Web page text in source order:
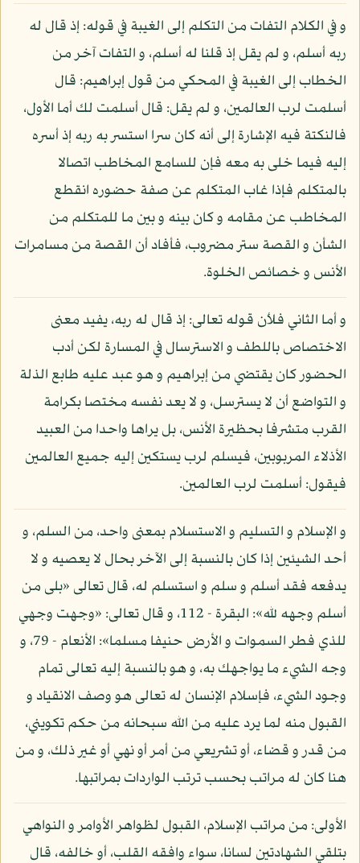
و في الكلام التفات من التكلم إلى الغيبة في قوله: إذ قال له
ربه أسلم، و لم يقل إذ قلنا له أسلم، و التفات آخر من
الخطاب إلى الغيبة في المحكي من قول إبراهيم: قال
أسلمت لرب العالمين، و لم يقل: قال أسلمت لك أما الأول،
فالنكتة فيه الإشارة إلى أنه كان سرا استسر به ربه إذ أسره
إليه فيما خلى به معه فإن للسامع المخاطب اتصالا
بالمتكلم فإذا غاب المتكلم عن صفة حضوره انقطع
المخاطب عن مقامه و كان بينه و بين ما للمتكلم من
الشأن و القصة ستر مضروب، فأفاد أن القصة من مسامرات
الأنس و خصائص الخلوة.
و أما الثاني فلأن قوله تعالى: إذ قال له ربه، يفيد معنى
الاختصاص باللطف و الاسترسال في المسارة لكن أدب
الحضور كان يقتضي من إبراهيم و هو عبد عليه طابع الذلة
و التواضع أن لا يسترسل، و لا يعد نفسه مختصا بكرامة
القرب متشرفا بحظيرة الأنس، بل يراها واحدا من العبيد
الأذلاء المربوبين، فيسلم لرب يستكين إليه جميع العالمين
فيقول: أسلمت لرب العالمين.
و الإسلام و التسليم و الاستسلام بمعنى واحد، من السلم، و
أحد الشيئين إذا كان بالنسبة إلى الآخر بحال لا يعصيه و لا
يدفعه فقد أسلم و سلم و استسلم له، قال تعالى «بلى من
أسلم وجهه لله»: البقرة - 112، و قال تعالى: «وجهت وجهي
للذي فطر السموات و الأرض حنيفا مسلما»: الأنعام - 79، و
وجه الشيء ما يواجهك به، و هو بالنسبة إليه تعالى تمام
وجود الشيء، فإسلام الإنسان له تعالى هو وصف الانقياد و
القبول منه لما يرد عليه من الله سبحانه من حكم تكويني،
من قدر و قضاء، أو تشريعي من أمر أو نهي أو غير ذلك، و من
هنا كان له مراتب بحسب ترتب الواردات بمراتبها.
الأولى: من مراتب الإسلام، القبول لظواهر الأوامر و النواهي
بتلقي الشهادتين لسانا، سواء وافقه القلب، أو خالفه، قال